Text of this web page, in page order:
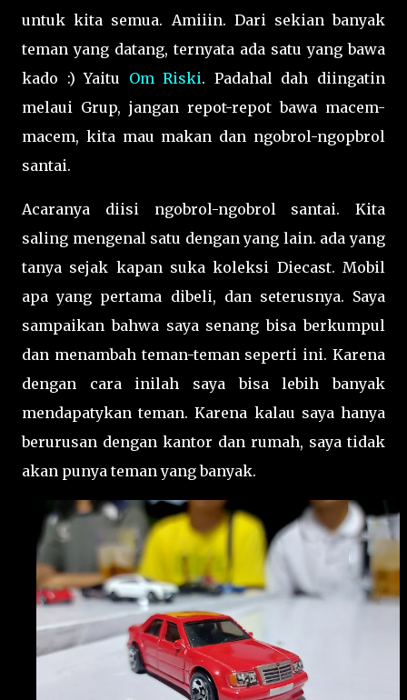
untuk kita semua. Amiiin. Dari sekian banyak
teman yang datang, ternyata ada satu yang bawa
kado :) Yaitu Om Riski. Padahal dah diingatin
melaui Grup, jangan repot-repot bawa macem-
macem, kita mau makan dan ngobrol-ngopbrol
santai.
Acaranya diisi ngobrol-ngobrol santai. Kita
saling mengenal satu dengan yang lain. ada yang
tanya sejak kapan suka koleksi Diecast. Mobil
apa yang pertama dibeli, dan seterusnya. Saya
sampaikan bahwa saya senang bisa berkumpul
dan menambah teman-teman seperti ini. Karena
dengan cara inilah saya bisa lebih banyak
mendapatykan teman. Karena kalau saya hanya
berurusan dengan kantor dan rumah, saya tidak
akan punya teman yang banyak.